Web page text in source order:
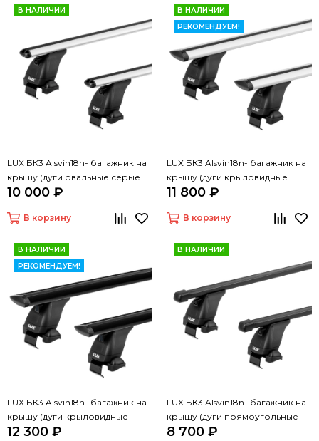
В НАЛИЧИИ
LUX БК3 Alsvin18n- багажник на
крышу (дуги овальные серые
110 см)
10 000 ₽
В корзину
В НАЛИЧИИ
РЕКОМЕНДУЕМ!
LUX БК3 Alsvin18n- багажник на
крышу (дуги крыловидные
серые 110 см)
11 800 ₽
В корзину
В НАЛИЧИИ
РЕКОМЕНДУЕМ!
LUX БК3 Alsvin18n- багажник на
крышу (дуги крыловидные
черные 110 см)
12 300 ₽
В НАЛИЧИИ
LUX БК3 Alsvin18n- багажник на
крышу (дуги прямоугольные
черные 110 см)
8 700 ₽